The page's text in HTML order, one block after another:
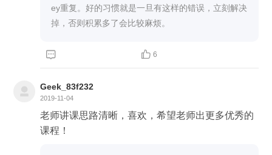
ey重复。好的习惯就是一旦有这样的错误，立刻解决
掉，否则积累多了会比较麻烦。
  6
Geek_83f232
2019-11-04
老师讲课思路清晰，喜欢，希望老师出更多优秀的
课程！